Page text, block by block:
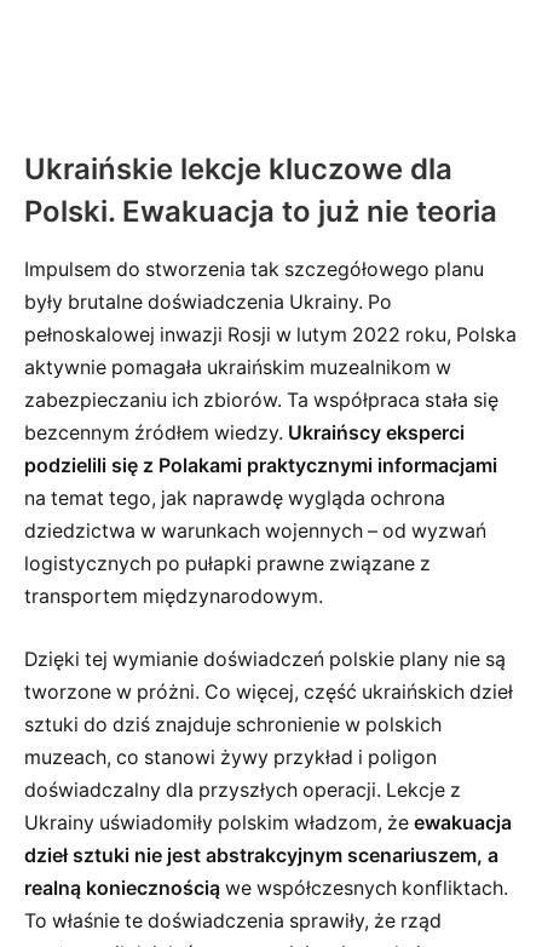
Ukraińskie lekcje kluczowe dla
Polski. Ewakuacja to już nie teoria
Impulsem do stworzenia tak szczegółowego planu
były brutalne doświadczenia Ukrainy. Po
pełnoskalowej inwazji Rosji w lutym 2022 roku, Polska
aktywnie pomagała ukraińskim muzealnikom w
zabezpieczaniu ich zbiorów. Ta współpraca stała się
bezcennym źródłem wiedzy. Ukraińscy eksperci
podzielili się z Polakami praktycznymi informacjami
na temat tego, jak naprawdę wygląda ochrona
dziedzictwa w warunkach wojennych – od wyzwań
logistycznych po pułapki prawne związane z
transportem międzynarodowym.
Dzięki tej wymianie doświadczeń polskie plany nie są
tworzone w próżni. Co więcej, część ukraińskich dzieł
sztuki do dziś znajduje schronienie w polskich
muzeach, co stanowi żywy przykład i poligon
doświadczalny dla przyszłych operacji. Lekcje z
Ukrainy uświadomiły polskim władzom, że ewakuacja
dzieł sztuki nie jest abstrakcyjnym scenariuszem, a
realną koniecznością we współczesnych konfliktach.
To właśnie te doświadczenia sprawiły, że rząd